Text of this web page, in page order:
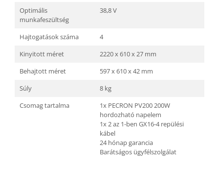
Optimális
munkafeszültség
38,8 V
Hajtogatások száma
4
Kinyitott méret
2220 x 610 x 27 mm
Behajtott méret
597 x 610 x 42 mm
Súly
8 kg
Csomag tartalma
1x PECRON PV200 200W
hordozható napelem
1x 2 az 1-ben GX16-4 repülési
kábel
24 hónap garancia
Barátságos ügyfélszolgálat